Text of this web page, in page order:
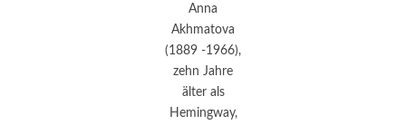
Anna
Akhmatova
(1889 -1966),
zehn Jahre
älter als
Hemingway,